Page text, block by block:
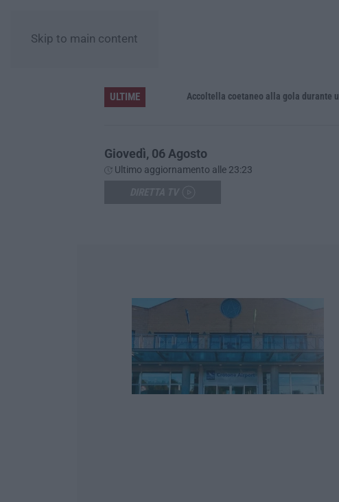
Skip to main content
ULTIME Accoltella coetaneo alla gola durante un
Giovedì, 06 Agosto
Ultimo aggiornamento alle 23:23